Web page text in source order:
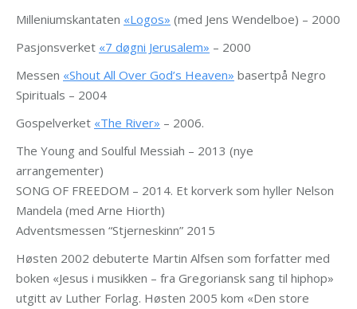
Milleniumskantaten «Logos» (med Jens Wendelboe) – 2000
Pasjonsverket «7 døgni Jerusalem» – 2000
Messen «Shout All Over God’s Heaven» basertpå Negro
Spirituals – 2004
Gospelverket «The River» – 2006.
The Young and Soulful Messiah – 2013 (nye
arrangementer)
SONG OF FREEDOM – 2014. Et korverk som hyller Nelson
Mandela (med Arne Hiorth)
Adventsmessen “Stjerneskinn” 2015
Høsten 2002 debuterte Martin Alfsen som forfatter med
boken «Jesus i musikken – fra Gregoriansk sang til hiphop»
utgitt av Luther Forlag. Høsten 2005 kom «Den store